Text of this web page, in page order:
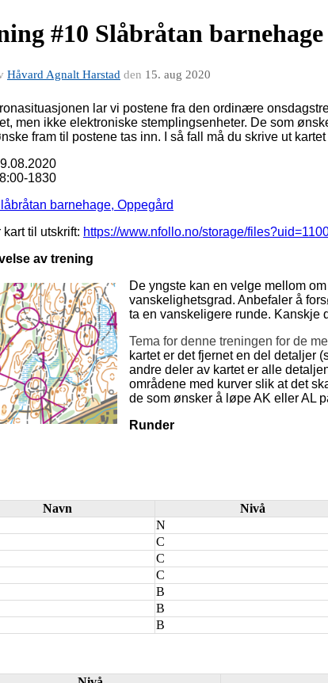
#10 Slåbråtan barnehage
Håvard Agnalt Harstad den 15. aug 2020
lar vi postene fra den ordinære
men ikke elektroniske stemplingsenheter. De som
fram til postene tas inn. I så fall må du skrive ut
1830
barnehage, Oppegård
kart til utskrift: https://www.nfollo.no/storage/
av trening
De yngste kan en velge mellom
vanskelighetsgrad. Anbefaler å
ta en vanskeligere runde. Kanskje
Tema for denne treningen for de
kartet er det fjernet en del detaljer
andre deler av kartet er alle
områdene med kurver slik at det
de som ønsker å løpe AK eller AL
Runder
Navn Nivå
N
C
C
C
B
B
B